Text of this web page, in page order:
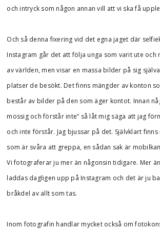
och intryck som någon annan vill att vi ska få
Och så denna fixering vid det egna jaget där
Instagram går det att följa unga som varit ute och
av världen, men visar en massa bilder på sig
platser de besökt. Det finns mängder av konton
består av bilder på den som äger kontot. Innan
mossig och förstår inte” så låt mig säga att jag
och inte förstår. Jag bjussar på det. Självklart
som är svåra att greppa, en sådan sak är
Vi fotograferar ju mer än någonsin tidigare. Mer
laddas dagligen upp på Instagram och det är ju
bråkdel av allt som tas.
Inom fotografin handlar mycket också om